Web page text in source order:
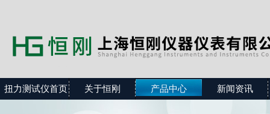
扭力测试仪首页 关于恒刚 产品中心 新闻资讯